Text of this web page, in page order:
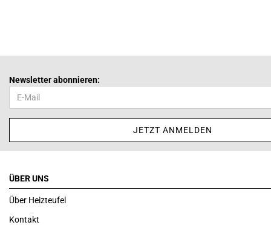
Newsletter abonnieren:
ÜBER UNS
Über Heizteufel
Kontakt